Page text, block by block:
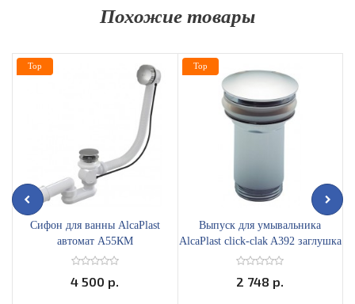
Похожие товары
Сифон для ванны AlcaPlast
автомат А55КМ
4 500 р.
Top
Выпуск для умывальника
AlcaPlast click-clak A392 заглушка
D62
2 748 р.
Top